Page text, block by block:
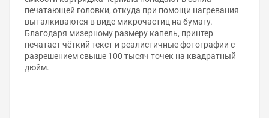
печатающей головки, откуда при помощи нагревания
выталкиваются в виде микрочастиц на бумагу.
Благодаря мизерному размеру капель, принтер
печатает чёткий текст и реалистичные фотографии с
разрешением свыше 100 тысяч точек на квадратный
дюйм.